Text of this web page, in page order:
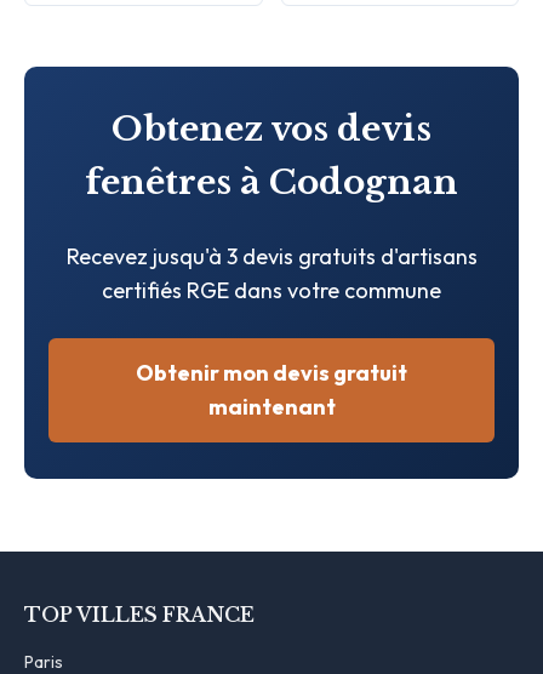
Obtenez vos devis
fenêtres à Codognan
Recevez jusqu'à 3 devis gratuits d'artisans
certifiés RGE dans votre commune
Obtenir mon devis gratuit
maintenant
TOP VILLES FRANCE
Paris